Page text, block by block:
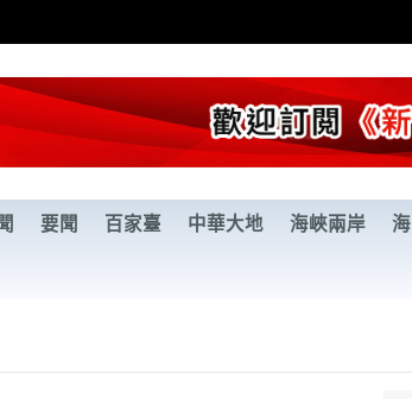
要聞 百家臺 中華大地 海峽兩岸